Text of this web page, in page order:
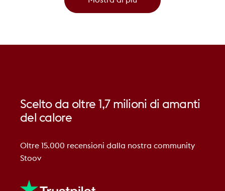
Scelto da oltre 1,7 milioni di amanti
del calore
Oltre 15.000 recensioni dalla nostra community
Stoov